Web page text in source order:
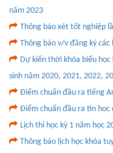
năm 2023
Thông báo xét tốt nghiệp
Thông báo v/v đăng ký các
Dự kiến thời khóa biểu học
sinh năm 2020, 2021, 2022,
Điểm chuẩn đầu ra tiếng
Điểm chuẩn đầu ra tin học
Lịch thi học kỳ 1 năm học
Thông báo lịch học khóa